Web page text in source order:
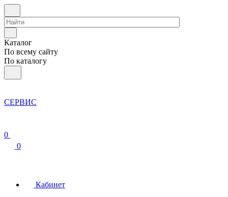
Каталог
По всему сайту
По каталогу
СЕРВИС
0
0
Кабинет